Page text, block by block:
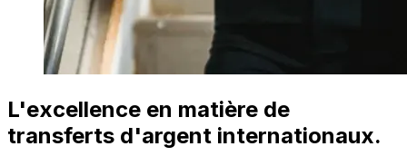
L'excellence en matière de
transferts d'argent internationaux.